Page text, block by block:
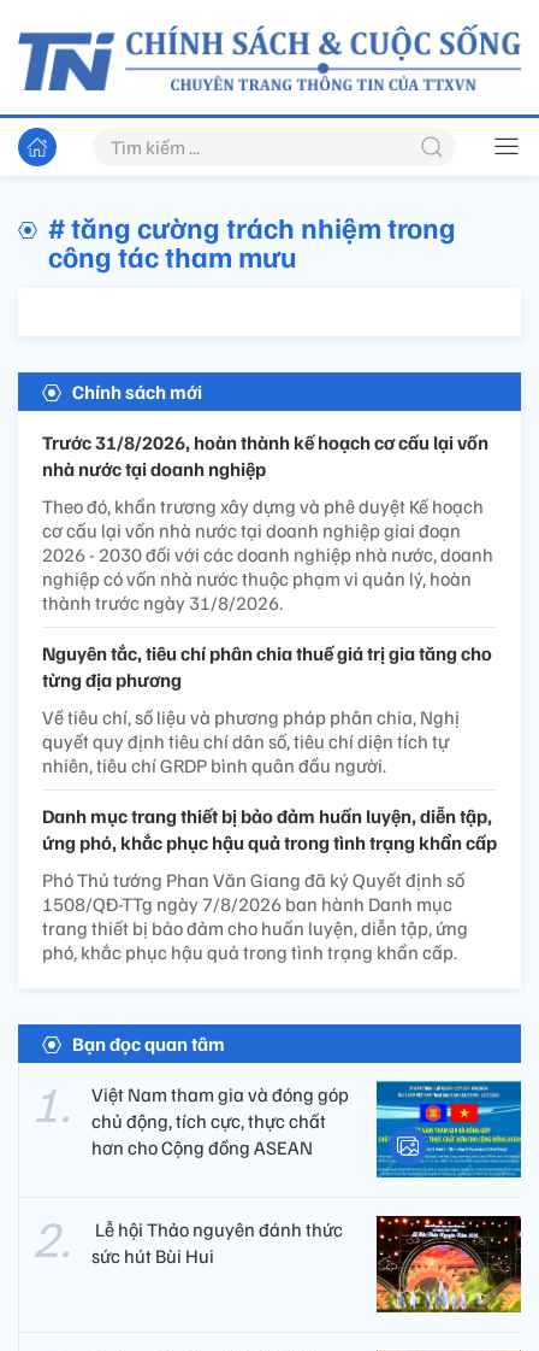
# tăng cường trách nhiệm trong
công tác tham mưu
Chính sách mới
Trước 31/8/2026, hoàn thành kế hoạch cơ cấu lại vốn
nhà nước tại doanh nghiệp
Theo đó, khẩn trương xây dựng và phê duyệt Kế hoạch
cơ cấu lại vốn nhà nước tại doanh nghiệp giai đoạn
2026 - 2030 đối với các doanh nghiệp nhà nước, doanh
nghiệp có vốn nhà nước thuộc phạm vi quản lý, hoàn
thành trước ngày 31/8/2026.
Nguyên tắc, tiêu chí phân chia thuế giá trị gia tăng cho
từng địa phương
Về tiêu chí, số liệu và phương pháp phân chia, Nghị
quyết quy định tiêu chí dân số, tiêu chí diện tích tự
nhiên, tiêu chí GRDP bình quân đầu người.
Danh mục trang thiết bị bảo đảm huấn luyện, diễn tập,
ứng phó, khắc phục hậu quả trong tình trạng khẩn cấp
Phó Thủ tướng Phan Văn Giang đã ký Quyết định số
1508/QĐ-TTg ngày 7/8/2026 ban hành Danh mục
trang thiết bị bảo đảm cho huấn luyện, diễn tập, ứng
phó, khắc phục hậu quả trong tình trạng khẩn cấp.
Bạn đọc quan tâm
Việt Nam tham gia và đóng góp
chủ động, tích cực, thực chất
hơn cho Cộng đồng ASEAN
​ Lễ hội Thảo nguyên đánh thức
sức hút Bùi Hui